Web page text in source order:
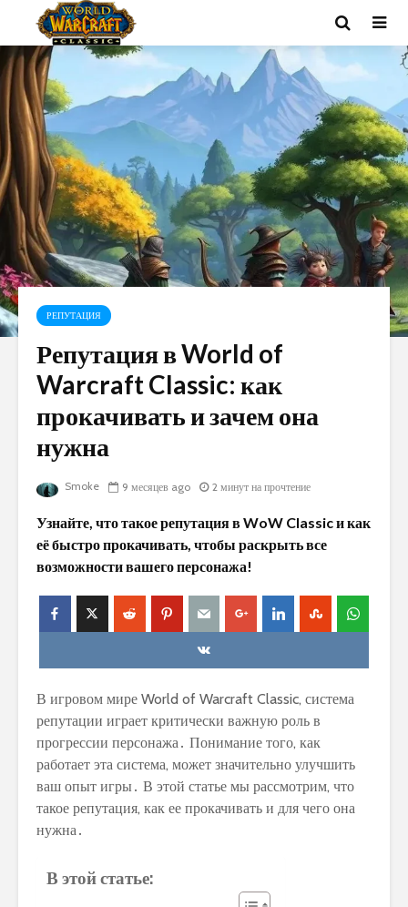
РЕПУТАЦИЯ
Репутация в World of
Warcraft Classic: как
прокачивать и зачем она
нужна
Smoke 9 месяцев ago 2 минут на прочтение
Узнайте, что такое репутация в WoW Classic и как
её быстро прокачивать, чтобы раскрыть все
возможности вашего персонажа!
В игровом мире World of Warcraft Classic, система
репутации играет критически важную роль в
прогрессии персонажа․ Понимание того, как
работает эта система, может значительно улучшить
ваш опыт игры․ В этой статье мы рассмотрим, что
такое репутация, как ее прокачивать и для чего она
нужна․
В этой статье: